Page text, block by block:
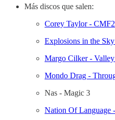
Más discos que salen:
Corey Taylor - CMF2
Explosions in the
Margo Cilker -
Mondo Drag -
Nas - Magic 3
Nation Of Language